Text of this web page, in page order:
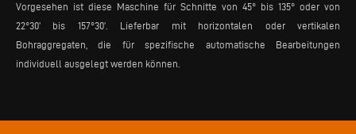
Vorgesehen ist diese Maschine für Schnitte von 45° bis 135° oder von
22°30’ bis 157°30’. Lieferbar mit horizontalen oder vertikalen
Bohraggregaten, die für spezifische automatische Bearbeitungen
individuell ausgelegt werden können.